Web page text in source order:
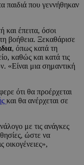
παιδιά που γεννήθηκαν
και έπειτα, όσοι
βοήθεια. Ξεκαθάρισε
, όπως κατά τη
καθώς και κατά τις
«Είναι μια σημαντική
ότι θα προέρχεται
και θα ανέρχεται σε
με τις ανάγκες
ώστε να
οικογένειες»,